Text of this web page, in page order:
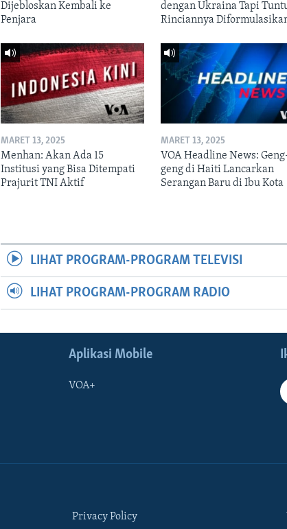
Dijebloskan Kembali ke
Penjara
dengan Ukraina Tapi
Rinciannya
MARET 13, 2025
Menhan: Akan Ada 15
Institusi yang Bisa Ditempati
Prajurit TNI Aktif
MARET 13, 2025
VOA Headline News:
geng di Haiti Lancarkan
Serangan Baru di Ibu Kota
LIHAT PROGRAM-PROGRAM TELEVISI
LIHAT PROGRAM-PROGRAM RADIO
Aplikasi Mobile
VOA+
Privacy Policy